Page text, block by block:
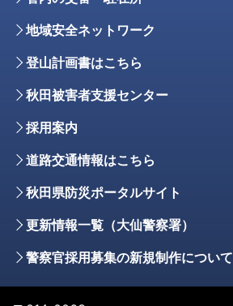
地域安全ネットワーク
登山計画書はこちら
秋田被害者支援センター
採用案内
道路交通情報はこちら
秋田県防災ポータルサイト
更新情報一覧（大仙警察署）
警察官採用募集の新規制作について